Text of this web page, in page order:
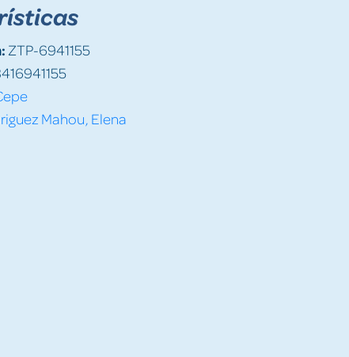
ZTP-6941155
Mahou, Elena